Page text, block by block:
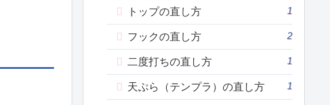
トップの直し方 1
フックの直し方 2
二度打ちの直し方 1
天ぷら（テンプラ）の直し方 1